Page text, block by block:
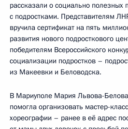
рассказали о социально полезных
с подростками. Представителям
вручила сертификат на пять
развития нового подросткового
победителям Всероссийского
социализации подростков –
из Макеевки и Беловодска.
В Мариуполе Мария Львова-
помогла организовать мастер-
хореографии – ранее в её адрес